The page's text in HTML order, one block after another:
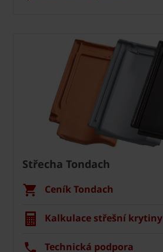
Střecha Tondach
Ceník Tondach
Kalkulace střešní krytiny
Technická podpora